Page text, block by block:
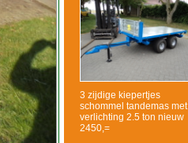
3 zijdige kiepertjes
schommel tandemas met
verlichting 2.5 ton nieuw
2450,=